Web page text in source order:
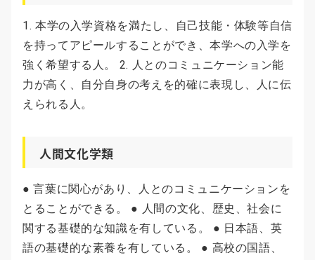
1. 本学の入学資格を満たし、自己技能・体験等自信
を持ってアピールすることができ、本学への入学を
強く希望する人。 2. 人とのコミュニケーション能
力が高く、自分自身の考えを的確に表現し、人に伝
えられる人。
人間文化学類
● 言葉に関心があり、人とのコミュニケーションを
とることができる。 ● 人間の文化、歴史、社会に
関する基礎的な知識を有している。 ● 日本語、英
語の基礎的な素養を有している。 ● 高校の国語、